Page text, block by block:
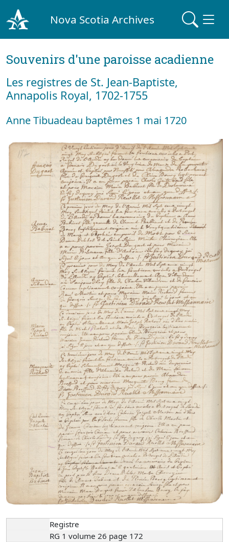
Nova Scotia Archives
Souvenirs d'une paroisse acadienne
Les registres de St. Jean-Baptiste,
Annapolis Royal, 1702-1755
Anne Tibuadeau baptêmes 1 mai 1720
Registre
RG 1 volume 26 page 172